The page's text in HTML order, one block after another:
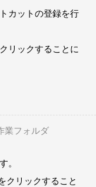
カットの登録を行
リックすることに
フォルダ
。
クリックすること